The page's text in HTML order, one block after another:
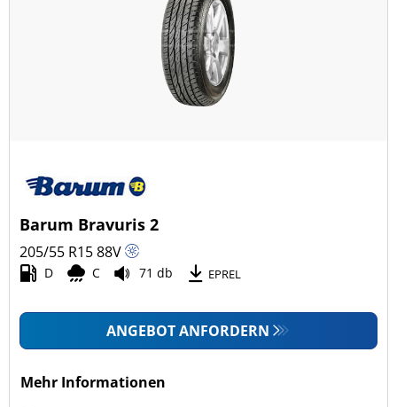
Barum Bravuris 2
205/55 R1588V
D C 71 db EPREL
ANGEBOT ANFORDERN
Mehr Informationen